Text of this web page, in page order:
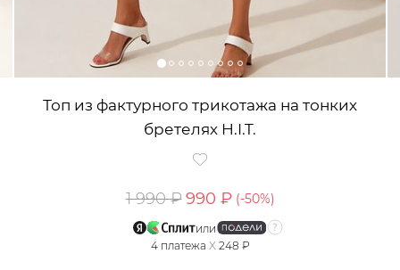
Топ из фактурного трикотажа на тонких
бретелях H.I.T.
1 990 ₽ 990 ₽ (-50%)
или
4 платежа X 248 ₽